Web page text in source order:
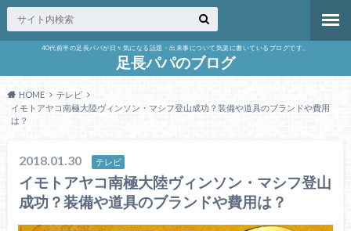
40代前半の足長パパが日々気になる話題・出来事について気楽に書いているブログです。
足長パパのブログ
HOME
テレビ
イモトアヤコ南極大陸ヴィンソン・マシフ登山成功？装備や道具のブランドや費用
は？
2018.01.30 テレビ
イモトアヤコ南極大陸ヴィンソン・マシフ登山
成功？装備や道具のブランドや費用は？